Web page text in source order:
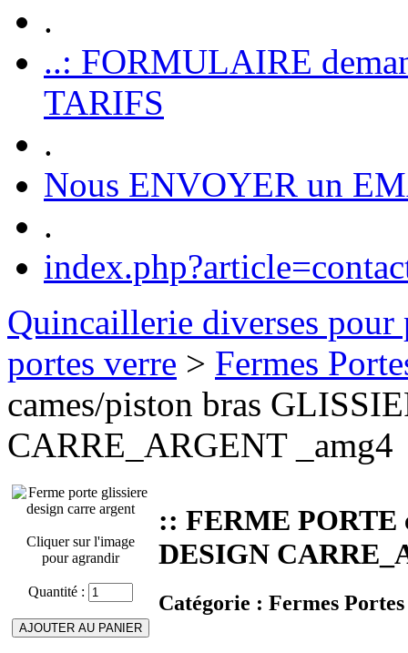
.
..: FORMULAIRE
TARIFS
.
Nous ENVOYER un
.
Quincaillerie diverses pour
portes verre > Fermes
cames/piston bras
CARRE_ARGENT _amg4
Cliquer sur l'image
pour agrandir
Quantité :
:: FERME PORTE
DESIGN
Catégorie : Fermes Portes